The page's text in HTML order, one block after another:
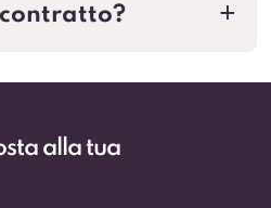
a
alla tua